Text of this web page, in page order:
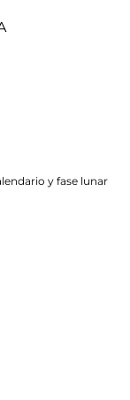
y fase lunar